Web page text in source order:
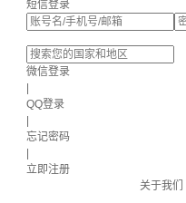
短信登录
微信登录
QQ登录
忘记密码
立即注册
关于我们